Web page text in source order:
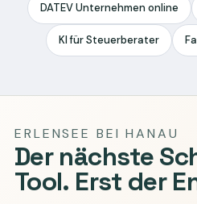
DATEV Unternehmen online
KI für Steuerberater
ERLENSEE BEI HANAU
Der nächste
Tool. Erst der